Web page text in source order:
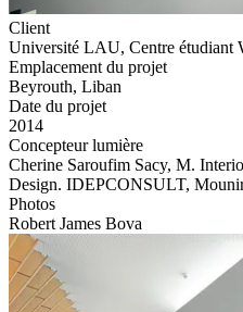
Client
Université LAU, Centre étudiant
Emplacement du projet
Beyrouth, Liban
Date du projet
2014
Concepteur lumière
Cherine Saroufim Sacy, M.
Design. IDEPCONSULT,
Photos
Robert James Bova